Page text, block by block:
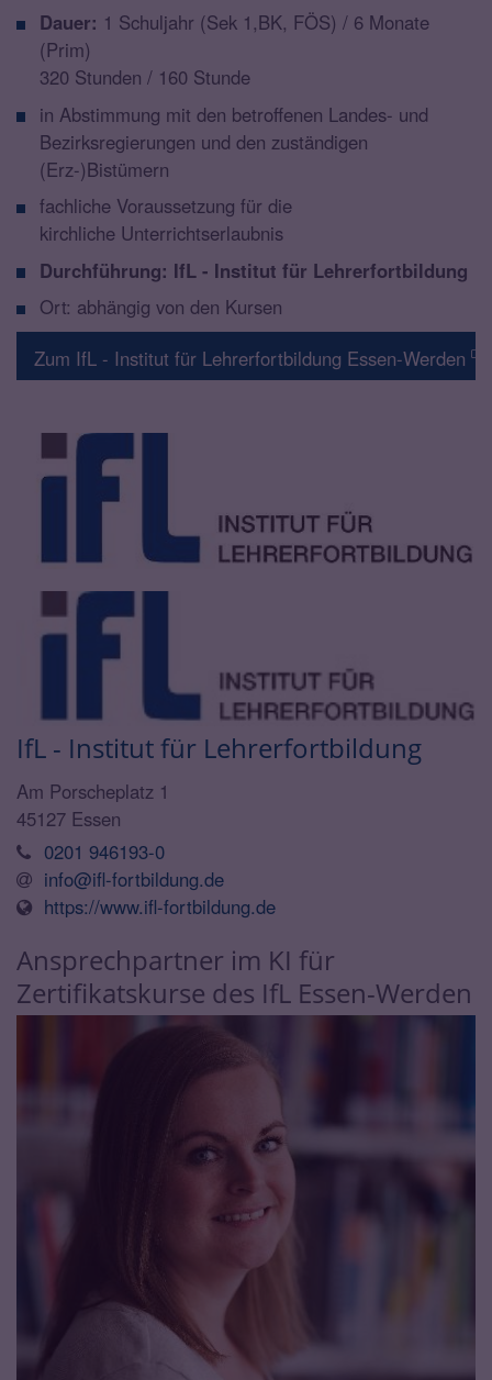
Dauer: 1 Schuljahr (Sek 1,BK, FÖS) / 6 Monate
(Prim)
320 Stunden / 160 Stunde
in Abstimmung mit den betroffenen Landes- und
Bezirksregierungen und den zuständigen
(Erz-)Bistümern
fachliche Voraussetzung für die
kirchliche Unterrichtserlaubnis
Durchführung: IfL - Institut für Lehrerfortbildung
Ort: abhängig von den Kursen
Zum IfL - Institut für Lehrerfortbildung Essen-Werden
IfL - Institut für Lehrerfortbildung
Am Porscheplatz 1
45127 Essen
0201 946193-0
info@ifl-fortbildung.de
https://www.ifl-fortbildung.de
Ansprechpartner im KI für
Zertifikatskurse des IfL Essen-Werden